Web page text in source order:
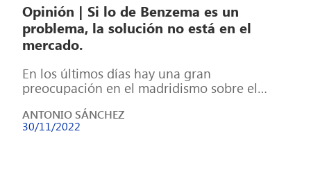
Opinión | Si lo de Benzema es un
problema, la solución no está en el
mercado.
En los últimos días hay una gran
preocupación en el madridismo sobre el
ANTONIO SÁNCHEZ
30/11/2022